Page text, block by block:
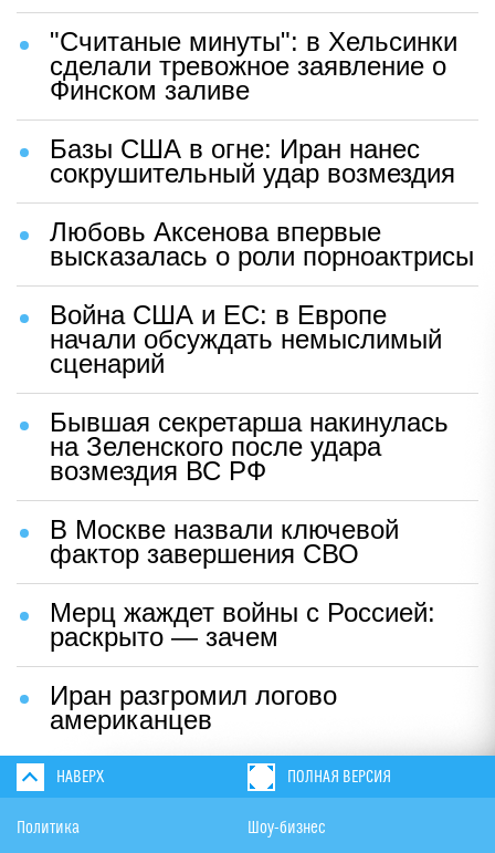
"Считаные минуты": в Хельсинки
сделали тревожное заявление о
Финском заливе
Базы США в огне: Иран нанес
сокрушительный удар возмездия
Любовь Аксенова впервые
высказалась о роли порноактрисы
Война США и ЕС: в Европе
начали обсуждать немыслимый
сценарий
Бывшая секретарша накинулась
на Зеленского после удара
возмездия ВС РФ
В Москве назвали ключевой
фактор завершения СВО
Мерц жаждет войны с Россией:
раскрыто — зачем
Иран разгромил логово
американцев
НАВЕРХ ПОЛНАЯ ВЕРСИЯ
Политика
Шоу-бизнес